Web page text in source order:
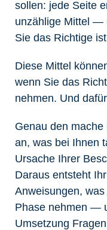
sollen: jede Seite
unzählige Mittel —
Sie das Richtige
Diese Mittel
wenn Sie das
nehmen. Und
Genau den
an, was bei Ihnen
Ursache Ihrer
Daraus entsteht
Anweisungen,
Phase nehmen —
Umsetzung